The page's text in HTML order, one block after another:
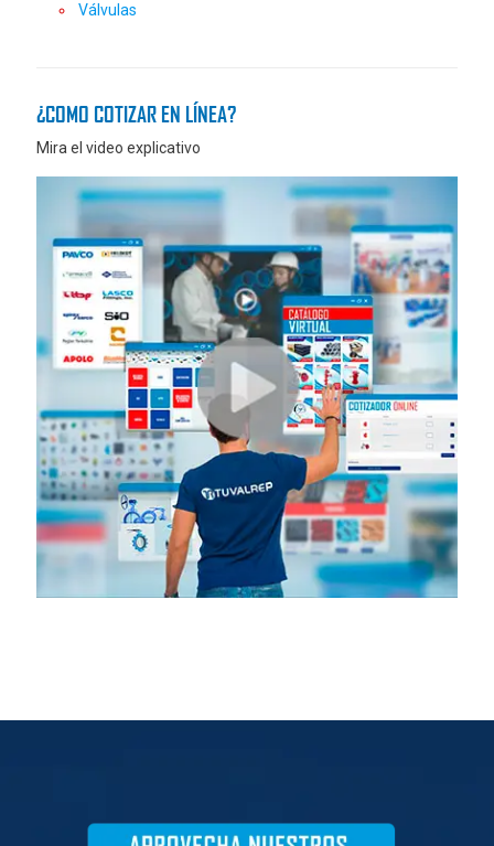
Válvulas
¿COMO COTIZAR EN LÍNEA?
Mira el video explicativo